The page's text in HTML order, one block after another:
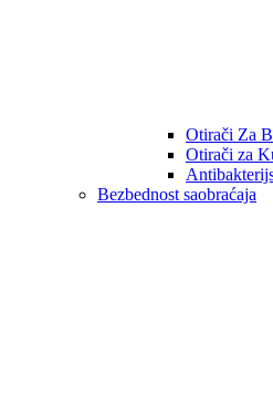
Otirači Za
Otirači za
Bezbednost saobraćaja